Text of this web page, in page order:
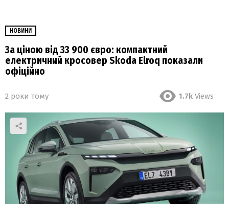
НОВИНИ
За ціною від 33 900 євро: компактний
електричний кросовер Skoda Elroq показали
офіційно
2 роки тому 1.7k Views